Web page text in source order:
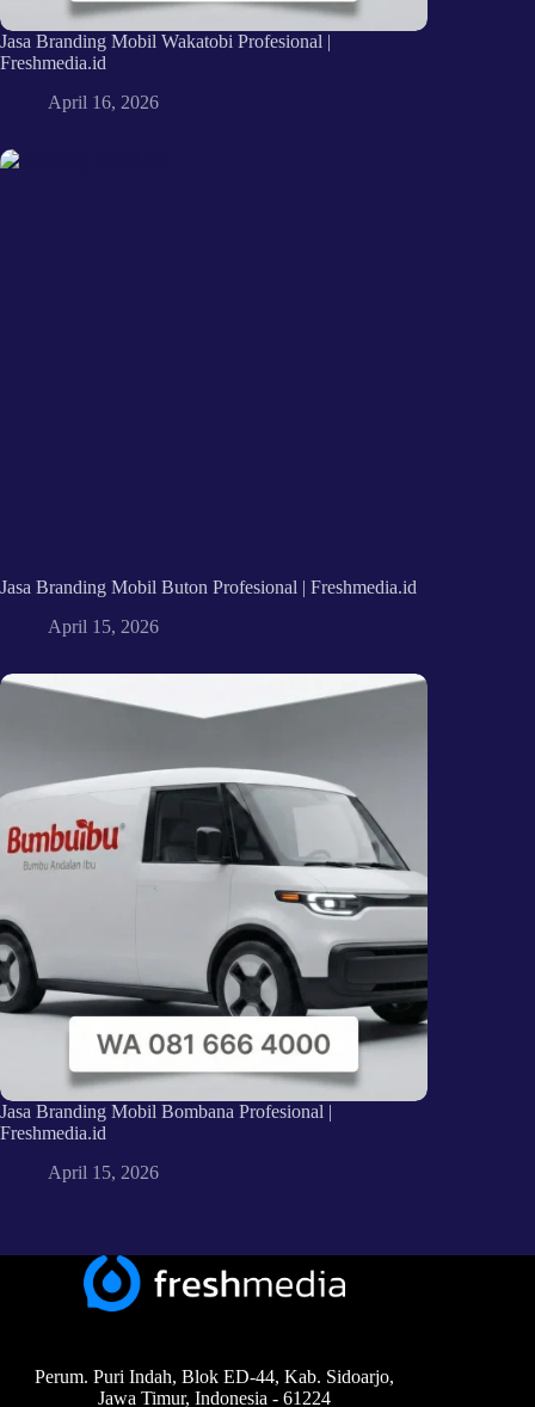
Jasa Branding Mobil Wakatobi Profesional |
Freshmedia.id
April 16, 2026
Jasa Branding Mobil Buton Profesional | Freshmedia.id
April 15, 2026
Jasa Branding Mobil Bombana Profesional |
Freshmedia.id
April 15, 2026
Perum. Puri Indah, Blok ED-44, Kab. Sidoarjo,
Jawa Timur, Indonesia - 61224